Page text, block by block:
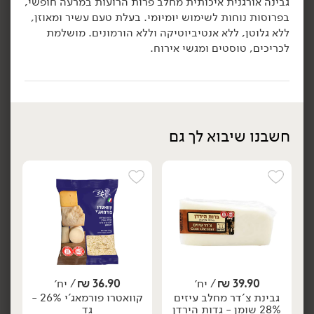
הוספה לסל הוספה לסל
יח׳
13.90
משולש גאודה עשבי תיבול
200 גרם
משולש גאודה כמון וקימל
28% - 'משק יעקבס'
200 גרם
13.90 ₪ ל-100 גרם
הוספה לסל
בפרוסות נוחות לשימוש יומיומי. בעלת טעם עשיר ומאוזן,
ללא גלוטן, ללא אנטיביוטיקה וללא הורמונים. מושלמת
לכריכים, טוסטים ומגשי אירוח.
חשבנו שיבוא לך גם
39.90
₪/ יח׳
גבינת צ'דר מחלב עיזים
28% שומן - גדות הירדן
36.90
₪/ יח׳
קוואטרו פורמאג'י 26% -
גד